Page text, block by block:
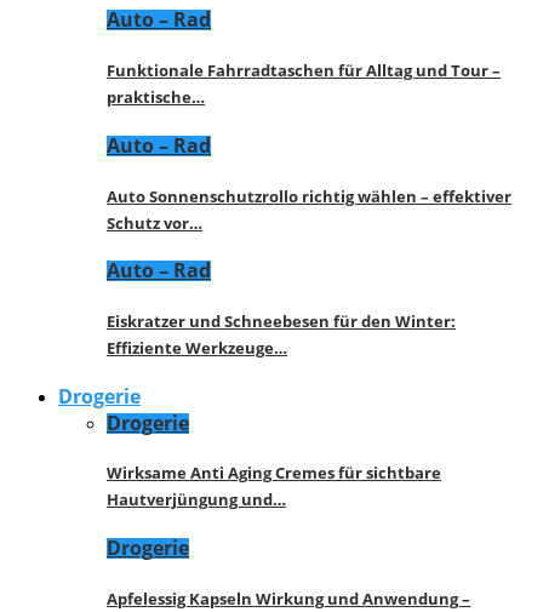
Auto – Rad
Funktionale Fahrradtaschen für Alltag und Tour –
praktische…
Auto – Rad
Auto Sonnenschutzrollo richtig wählen – effektiver
Schutz vor…
Auto – Rad
Eiskratzer und Schneebesen für den Winter:
Effiziente Werkzeuge…
Drogerie
Drogerie
Wirksame Anti Aging Cremes für sichtbare
Hautverjüngung und…
Drogerie
Apfelessig Kapseln Wirkung und Anwendung –